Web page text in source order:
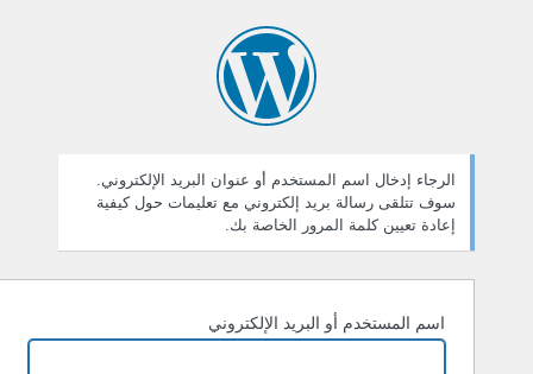
الرجاء إدخال اسم المستخدم أو عنوان البريد الإلكتروني.
سوف تتلقى رسالة بريد إلكتروني مع تعليمات حول كيفية
إعادة تعيين كلمة المرور الخاصة بك.
اسم المستخدم أو البريد الإلكتروني